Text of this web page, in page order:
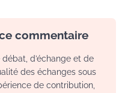
commentaire
d’échange et de
des échanges sous
de contribution,